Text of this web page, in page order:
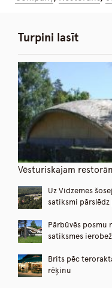
Turpini lasīt
Vēsturiskajam
Uz Vidzemes
satiksmi
Pārbūvēs posmu
satiksmes
Brits pēc
rēķinu